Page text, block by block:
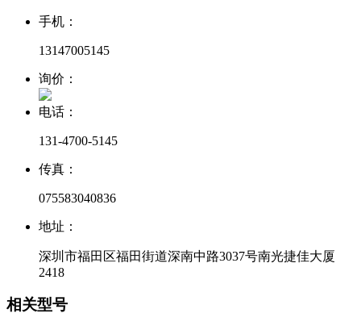
手机：
13147005145
询价：
电话：
131-4700-5145
传真：
075583040836
地址：
深圳市福田区福田街道深南中路3037号南光捷佳大厦
2418
相关型号